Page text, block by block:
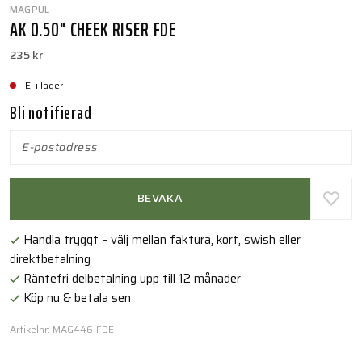
MAGPUL
AK 0.50" CHEEK RISER FDE
235 kr
Ej i lager
Bli notifierad
BEVAKA
Handla tryggt – välj mellan faktura, kort, swish eller
direktbetalning
Räntefri delbetalning upp till 12 månader
Köp nu & betala sen
Artikelnr: MAG446-FDE